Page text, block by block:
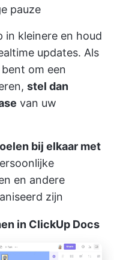
pauze
in kleinere en houd
updates. Als
om een
stel dan
van uw
bij elkaar met
en andere
zijn
in ClickUp Docs